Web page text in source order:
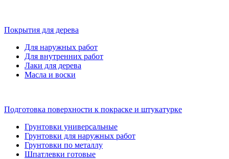
Покрытия для дерева
Для наружных работ
Для внутренних работ
Лаки для дерева
Масла и воски
Подготовка поверхности к покраске и штукатурке
Грунтовки универсальные
Грунтовки для наружных работ
Грунтовки по металлу
Шпатлевки готовые